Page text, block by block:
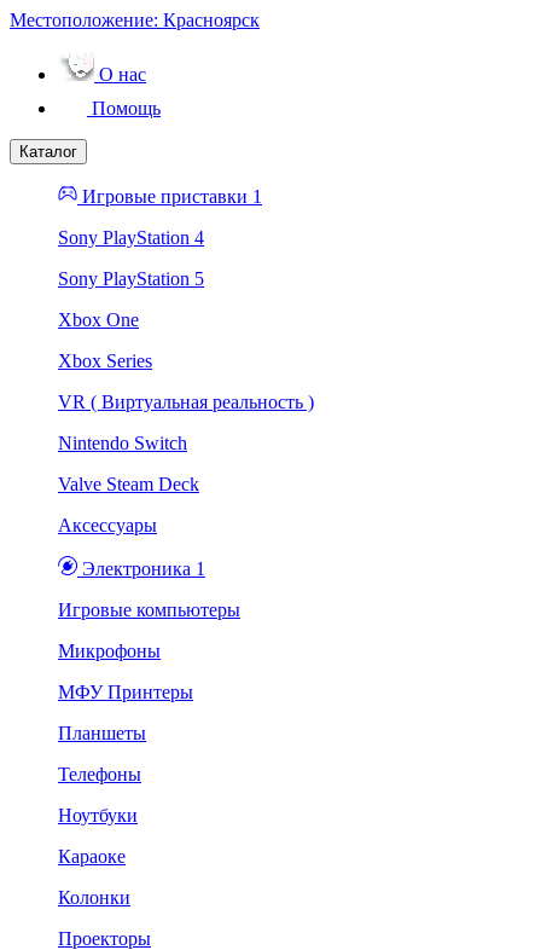
Местоположение: Красноярск
О нас
Помощь
Каталог
Игровые приставки 1
Sony PlayStation 4
Sony PlayStation 5
Xbox One
Xbox Series
VR ( Виртуальная реальность )
Nintendo Switch
Valve Steam Deck
Аксессуары
Электроника 1
Игровые компьютеры
Микрофоны
МФУ Принтеры
Планшеты
Телефоны
Ноутбуки
Караоке
Колонки
Проекторы